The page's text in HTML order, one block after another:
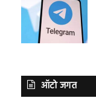
ऑटो जगत